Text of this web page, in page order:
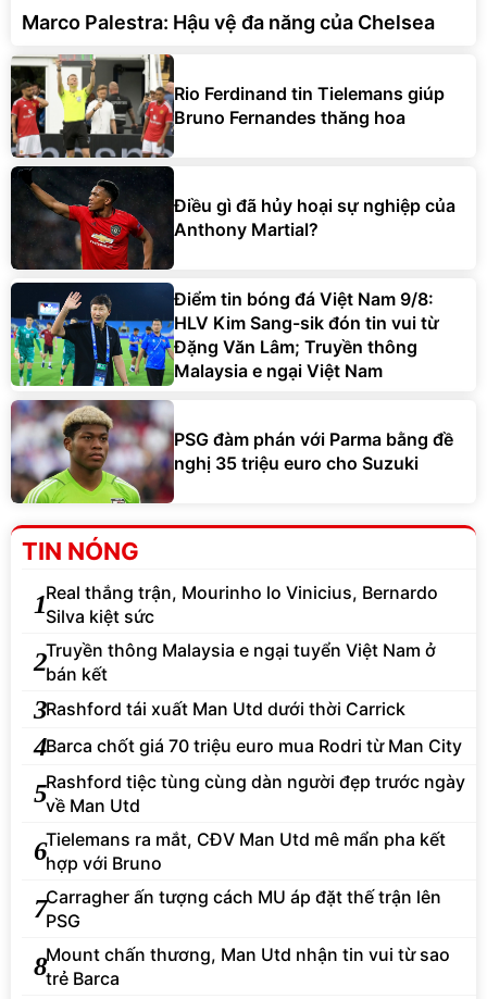
Marco Palestra: Hậu vệ đa năng của Chelsea
Rio Ferdinand tin Tielemans giúp
Bruno Fernandes thăng hoa
Điều gì đã hủy hoại sự nghiệp của
Anthony Martial?
Điểm tin bóng đá Việt Nam 9/8:
HLV Kim Sang-sik đón tin vui từ
Đặng Văn Lâm; Truyền thông
Malaysia e ngại Việt Nam
PSG đàm phán với Parma bằng đề
nghị 35 triệu euro cho Suzuki
TIN NÓNG
1Real thắng trận, Mourinho lo Vinicius, Bernardo
Silva kiệt sức
2Truyền thông Malaysia e ngại tuyển Việt Nam ở
bán kết
3Rashford tái xuất Man Utd dưới thời Carrick
4Barca chốt giá 70 triệu euro mua Rodri từ Man City
5Rashford tiệc tùng cùng dàn người đẹp trước ngày
về Man Utd
6Tielemans ra mắt, CĐV Man Utd mê mẩn pha kết
hợp với Bruno
7Carragher ấn tượng cách MU áp đặt thế trận lên
PSG
8Mount chấn thương, Man Utd nhận tin vui từ sao
trẻ Barca